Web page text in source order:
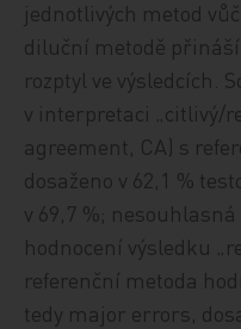
jednotlivých metod
diluční metodě
rozptyl ve výsledcích.
v interpretaci „citlivý/
agreement, CA) s
dosaženo v 62,1 %
v 69,7 %;
hodnocení výsledku
referenční metoda
tedy major errors,